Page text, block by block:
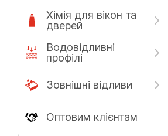
Хімія для вікон та
дверей
Водовідливні
профілі
Зовнішні відливи
Оптовим клієнтам